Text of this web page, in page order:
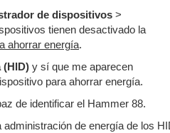
de dispositivos >
tienen desactivado la
ahorrar energía.
(HID) y sí que me aparecen
para ahorrar energía.
de identificar el Hammer 88.
de energía de los